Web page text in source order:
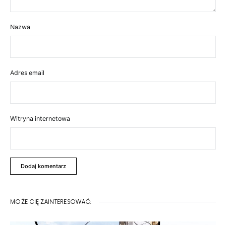
Nazwa
Adres email
Witryna internetowa
MOŻE CIĘ ZAINTERESOWAĆ: